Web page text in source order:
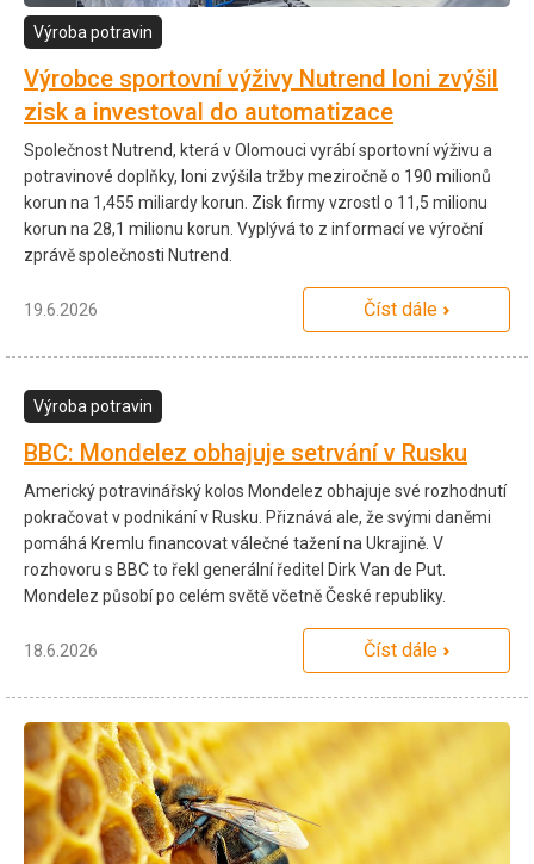
Výroba potravin
Výrobce sportovní výživy Nutrend loni zvýšil
zisk a investoval do automatizace
Společnost Nutrend, která v Olomouci vyrábí sportovní výživu a
potravinové doplňky, loni zvýšila tržby meziročně o 190 milionů
korun na 1,455 miliardy korun. Zisk firmy vzrostl o 11,5 milionu
korun na 28,1 milionu korun. Vyplývá to z informací ve výroční
zprávě společnosti Nutrend.
19.6.2026 Číst dále
Výroba potravin
BBC: Mondelez obhajuje setrvání v Rusku
Americký potravinářský kolos Mondelez obhajuje své rozhodnutí
pokračovat v podnikání v Rusku. Přiznává ale, že svými daněmi
pomáhá Kremlu financovat válečné tažení na Ukrajině. V
rozhovoru s BBC to řekl generální ředitel Dirk Van de Put.
Mondelez působí po celém světě včetně České republiky.
18.6.2026 Číst dále